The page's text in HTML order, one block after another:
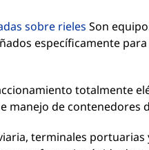
sobre rieles Son
específicamente
totalmente
manejo de contenedores
terminales